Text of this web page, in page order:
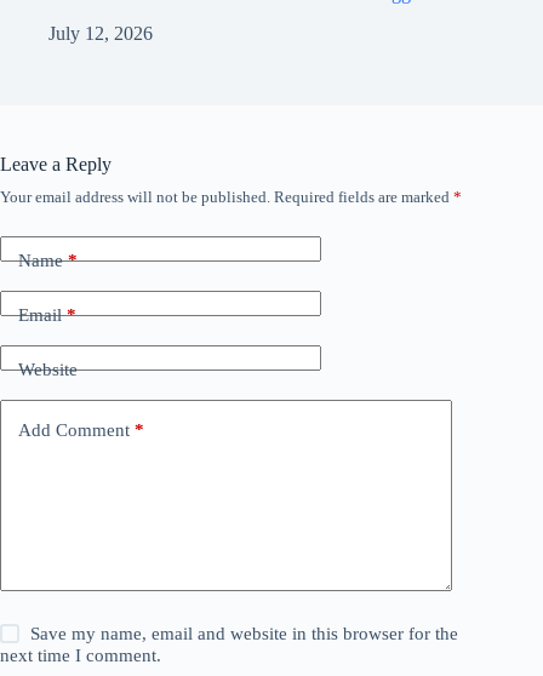
July 12, 2026
Leave a Reply
Your email address will not be published. Required fields are marked *
Name*
Email*
Website
Add Comment *
Save my name, email and website in this browser for the
next time I comment.